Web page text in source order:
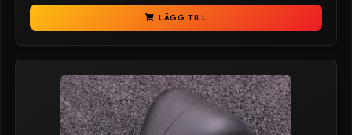
LÄGG TILL